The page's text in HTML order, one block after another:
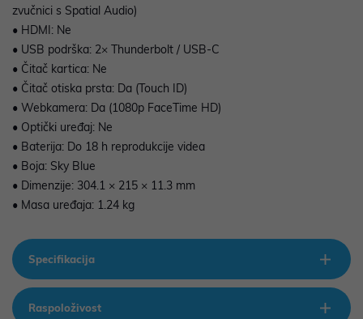
zvučnici s Spatial Audio)
• HDMI: Ne
• USB podrška: 2× Thunderbolt / USB-C
• Čitač kartica: Ne
• Čitač otiska prsta: Da (Touch ID)
• Webkamera: Da (1080p FaceTime HD)
• Optički uređaj: Ne
• Baterija: Do 18 h reprodukcije videa
• Boja: Sky Blue
• Dimenzije: 304.1 × 215 × 11.3 mm
• Masa uređaja: 1.24 kg
Specifikacija
Raspoloživost